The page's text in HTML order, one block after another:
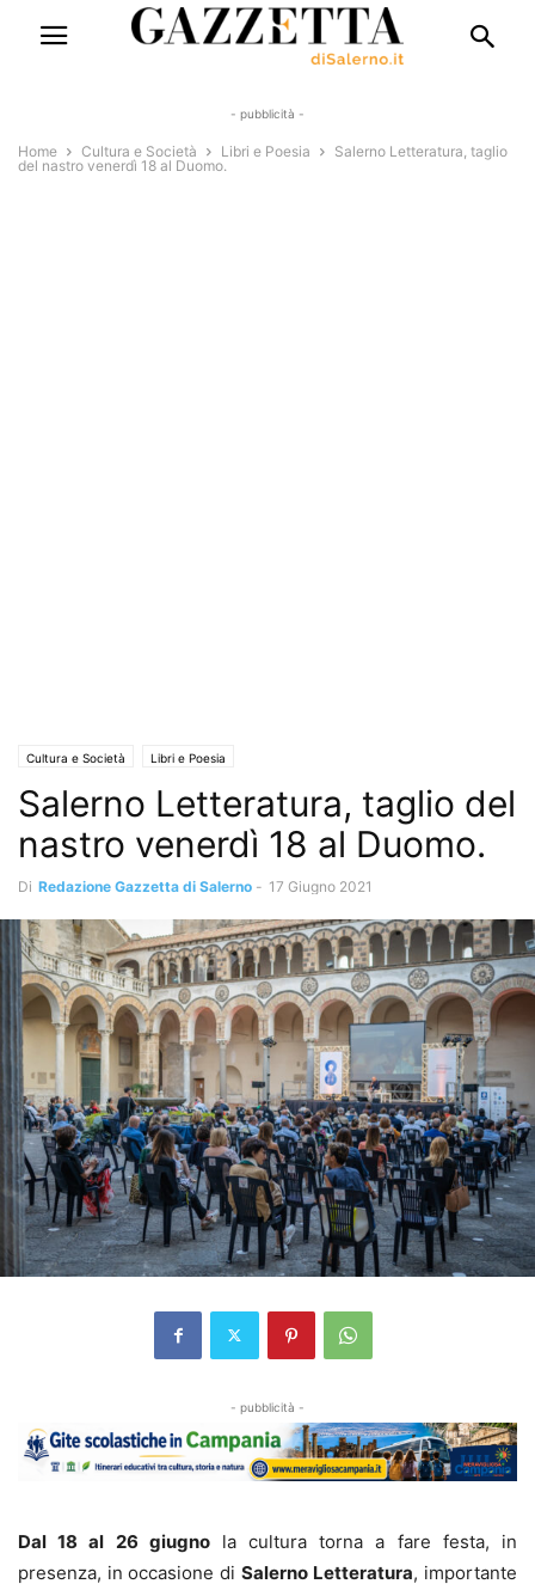
- pubblicità -
Home Cultura e Società Libri e Poesia
Salerno Letteratura, taglio
del nastro venerdì 18 al Duomo.
Cultura e Società Libri e Poesia
Salerno Letteratura, taglio del
nastro venerdì 18 al Duomo.
Di Redazione Gazzetta di Salerno - 17 Giugno 2021
- pubblicità -
Dal 18 al 26 giugnola cultura torna a fare festa, in
presenza, in occasione di Salerno Letteratura, importante